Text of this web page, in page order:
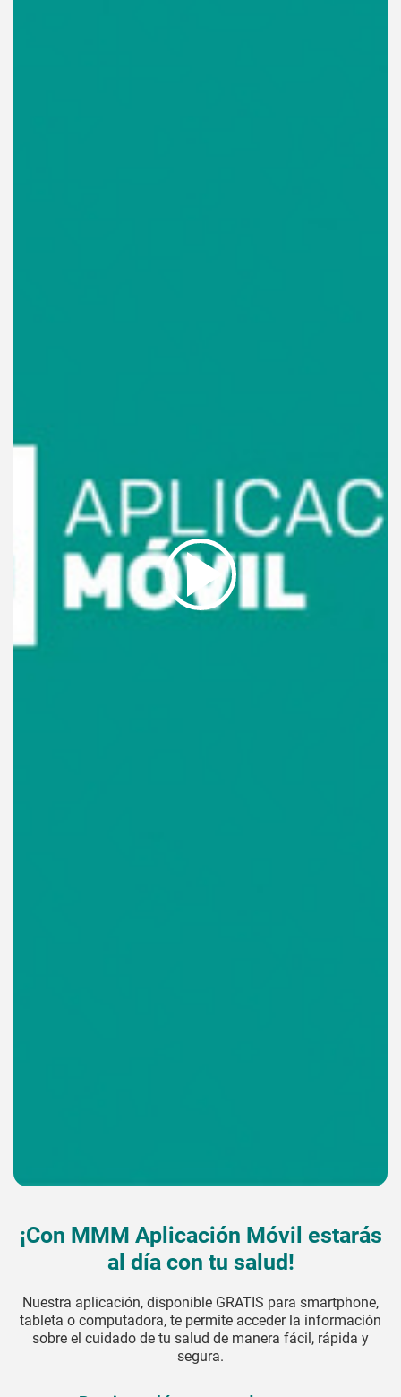
¡Con MMM Aplicación Móvil estarás
al día con tu salud!
Nuestra aplicación, disponible GRATIS para smartphone,
tableta o computadora, te permite acceder la información
sobre el cuidado de tu salud de manera fácil, rápida y
segura.